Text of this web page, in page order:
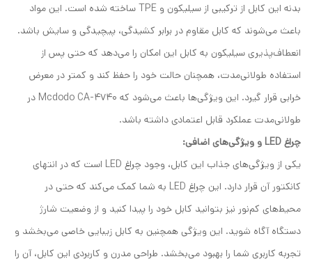
بدنه این کابل از ترکیبی از سیلیکون و TPE ساخته شده است. این مواد
باعث می‌شوند که کابل مقاوم در برابر کشیدگی، پیچیدگی و سایش باشد.
انعطاف‌پذیری سیلیکون به کابل این امکان را می‌دهد که حتی پس از
استفاده طولانی‌مدت، همچنان حالت خود را حفظ کند و کمتر در معرض
خرابی قرار گیرد. این ویژگی‌ها باعث می‌شود که Mcdodo CA-4740 در
طولانی‌مدت عملکرد قابل اعتمادی داشته باشد.
چراغ LED و ویژگی‌های اضافی:
یکی از ویژگی‌های جذاب این کابل، وجود چراغ LED است که در انتهای
کانکتور آن قرار دارد. این چراغ LED به شما کمک می‌کند که حتی در
محیط‌های کم‌نور نیز بتوانید کابل خود را پیدا کنید و از وضعیت شارژ
دستگاه آگاه شوید. این ویژگی همچنین به کابل زیبایی خاصی می‌بخشد و
تجربه کاربری شما را بهبود می‌بخشد. طراحی مدرن و کاربردی این کابل، آن را